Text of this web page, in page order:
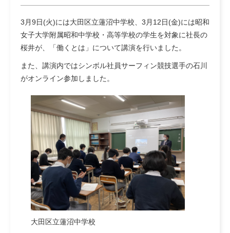
3月9日(火)には大田区立蓮沼中学校、3月12日(金)には昭和
女子大学附属昭和中学校・高等学校の学生を対象に社長の
桜井が、「働くとは」について講演を行いました。
また、講演内ではシンボル社員サーフィン競技選手の石川
がオンライン参加しました。
大田区立蓮沼中学校